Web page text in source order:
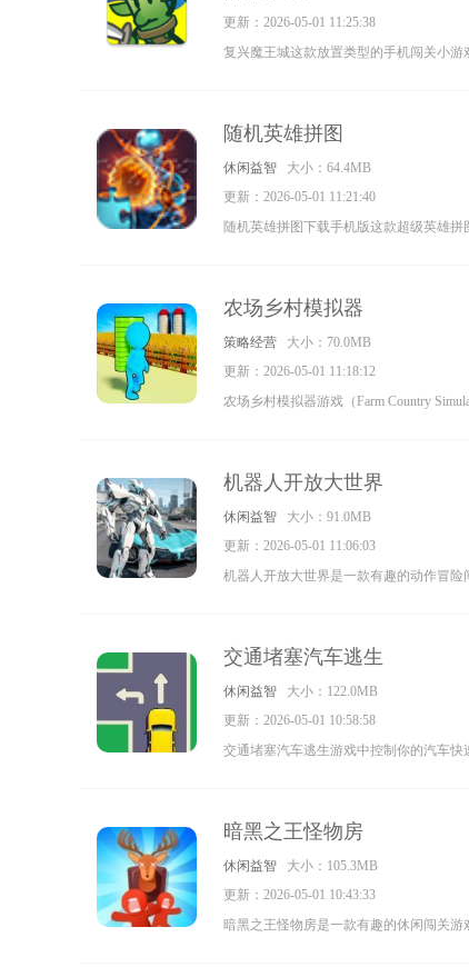
更新：2026-05-01 11:25:38
复兴魔王城这款放置类型的手机闯关小游
池防御工作组建你的防御线快来下载吧。
随机英雄拼图
休闲益智
大小：64.4MB
更新：2026-05-01 11:21:40
随机英雄拼图下载手机版这款超级英雄拼
图体验，适合所有人来玩完整的拼出完整
级英雄。
农场乡村模拟器
策略经营
大小：70.0MB
更新：2026-05-01 11:18:12
农场乡村模拟器游戏（Farm Country
的农场经营水平，赶紧下载试试吧。
机器人开放大世界
休闲益智
大小：91.0MB
更新：2026-05-01 11:06:03
机器人开放大世界是一款有趣的动作冒险
持，让你能一路过关斩将，感兴趣的玩家
妨来下载试试吧。
交通堵塞汽车逃生
休闲益智
大小：122.0MB
更新：2026-05-01 10:58:58
交通堵塞汽车逃生游戏中控制你的汽车快
车辆逃生，各种全新的游戏模式玩法可以
选择你的挑战方式。
暗黑之王怪物房
休闲益智
大小：105.3MB
更新：2026-05-01 10:43:33
暗黑之王怪物房是一款有趣的休闲闯关游